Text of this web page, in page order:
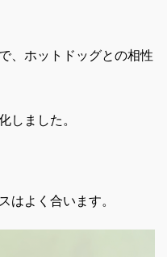
、ホットドッグとの相性
しました。
はよく合います。